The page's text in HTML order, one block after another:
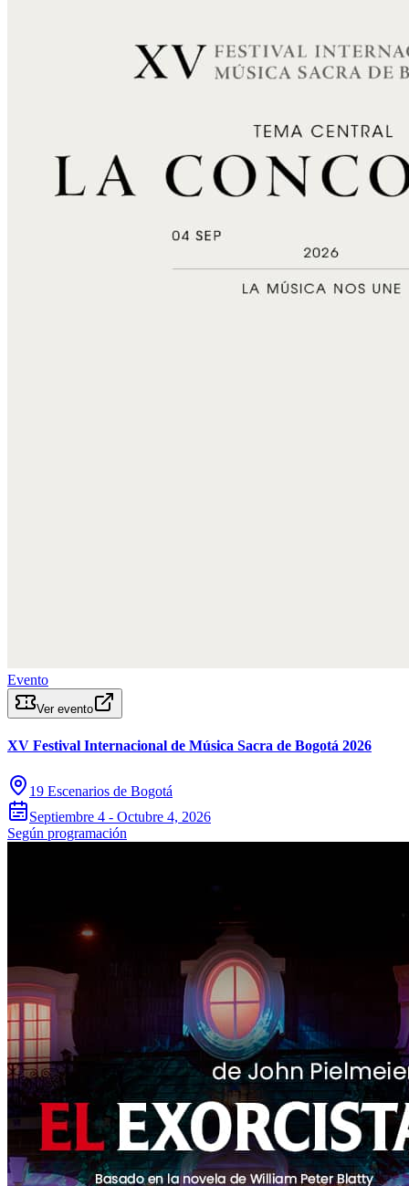
Evento
Ver evento
XV Festival Internacional de Música Sacra de Bogotá 2026
19 Escenarios de Bogotá
Septiembre 4 - Octubre 4, 2026
Según programación